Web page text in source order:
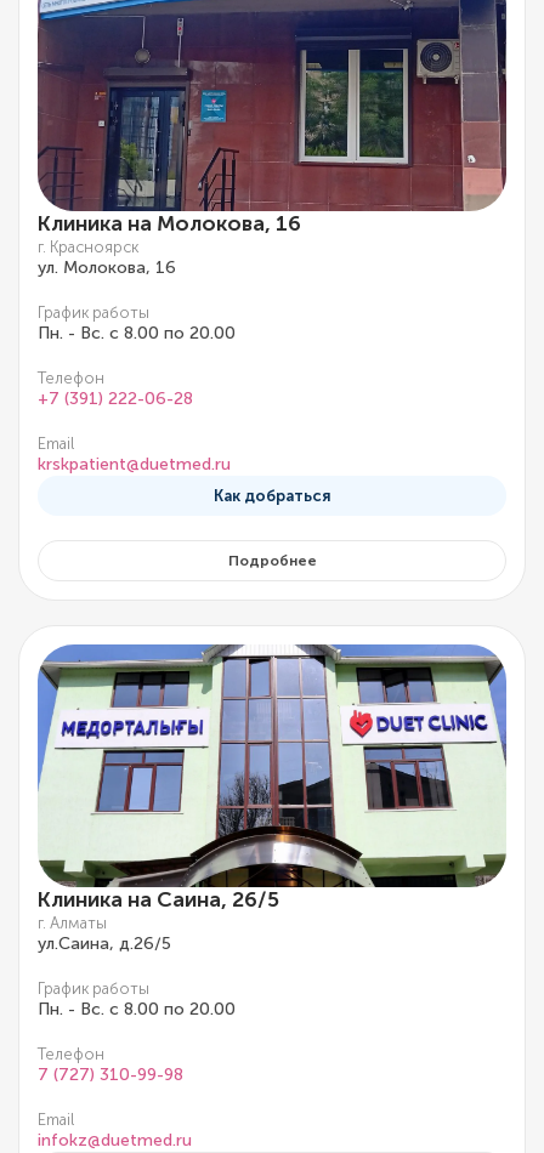
Клиника на Молокова, 16
г. Красноярск
ул. Молокова, 16
График работы
Пн. - Вс. с 8.00 по 20.00
Телефон
+7 (391) 222-06-28
Email
krskpatient@duetmed.ru
Как добраться
Подробнее
Клиника на Саина, 26/5
г. Алматы
ул.Саина, д.26/5
График работы
Пн. - Вс. с 8.00 по 20.00
Телефон
7 (727) 310-99-98
Email
infokz@duetmed.ru